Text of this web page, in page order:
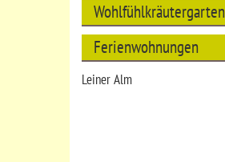
Wohlfühlkräutergarten
Ferienwohnungen
Leiner Alm